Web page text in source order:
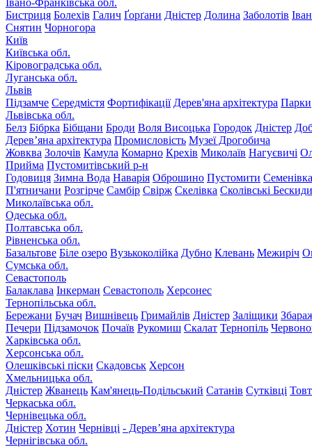
Івано-Франківська обл.
Бистриця Болехів Галич Ґорґани Дністер Долина Заболотів
Снятин Чорногора
Київ
Київська обл.
Кіровоградська обл.
Луганська обл.
Львів
Підзамче Середмістя Фортифікації Дерев'яна архітектура Парки
Львівська обл.
Белз Бібрка Бібщани Броди Воля Висоцька Городок Дністер
Дерев’яна архітектура Промисловість Музеї Дрогобича
Жовква Золочів Камула Комарно Крехів Миколаїв Нагуєвичі
Прийма Пустомитівський р-н
Годовиця Зимна Вода Наварія Оброшино Пустомити Семенівка
П'ятничани Розгірче Самбір Свірж Скелівка Сколівські Бескиди
Миколаївська обл.
Одеська обл.
Полтавська обл.
Рівненська обл.
Базальтове Біле озеро Вузькоколійка Дубно Клевань Межиріч
Сумська обл.
Севастополь
Балаклава Інкерман Севастополь Херсонес
Тернопільська обл.
Бережани Бучач Вишнівець Гримайлів Дністер Заліщики
Печери Підзамочок Почаїв Рукомиш Скалат Тернопіль
Харківська обл.
Херсонська обл.
Олешківські піски Скадовськ Херсон
Хмельницька обл.
Дністер Жванець Кам'янець-Подільський Сатанів Сутківці
Черкаська обл.
Чернівецька обл.
Дністер Хотин Чернівці - Дерев’яна архітектура
Чернігівська обл.